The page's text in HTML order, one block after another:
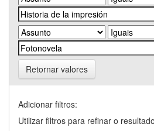
Retornar valores
Adicionar filtros:
Utilizar filtros para refinar o